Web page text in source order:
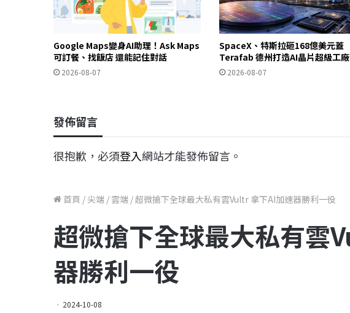
Google Maps變身AI助理！Ask Maps
可訂餐、找飯店 還能記住對話
2026-08-07
SpaceX、特斯拉砸168億美元蓋
Terafab 德州打造AI晶片超級工廠
2026-08-07
發佈留言
很抱歉，必須登入網站才能發佈留言。